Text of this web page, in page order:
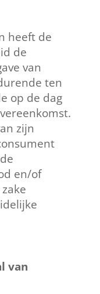
heeft de
de
van
ten
op de dag
zijn
en/of
van